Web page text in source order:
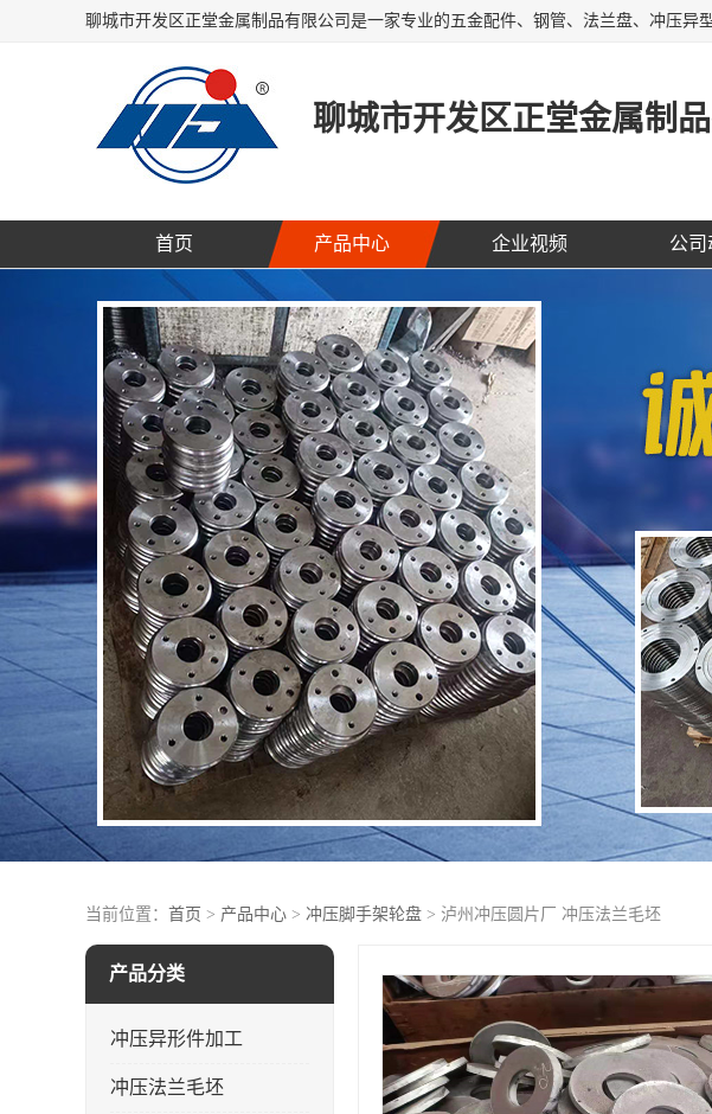
聊城市开发区正堂金属制
首页 产品中心 企业视频 公司
当前位置： 首页 > 产品中心 > 冲压脚手架轮盘 > 泸州冲压圆片厂 冲压法兰毛坯
产品分类
冲压异形件加工
冲压法兰毛坯